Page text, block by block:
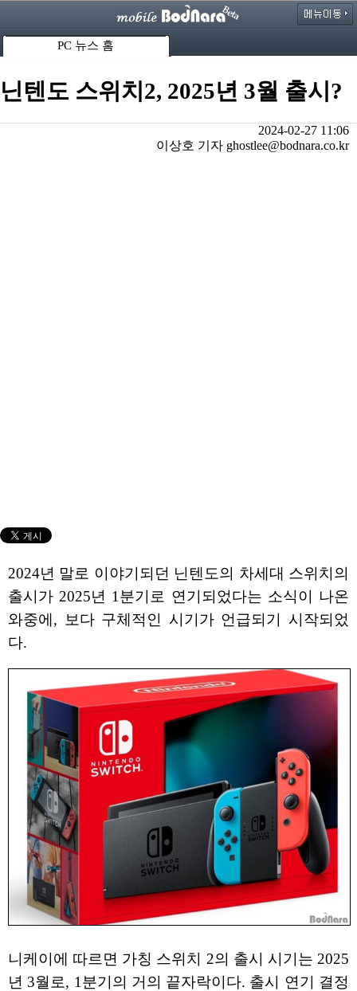
PC 뉴스 홈
닌텐도 스위치2, 2025년 3월 출시?
2024-02-27 11:06
이상호 기자 ghostlee@bodnara.co.kr
2024년 말로 이야기되던 닌텐도의 차세대 스위치의
출시가 2025년 1분기로 연기되었다는 소식이 나온
와중에, 보다 구체적인 시기가 언급되기 시작되었
다.
니케이에 따르면 가칭 스위치 2의 출시 시기는 2025
년 3월로, 1분기의 거의 끝자락이다. 출시 연기 결정